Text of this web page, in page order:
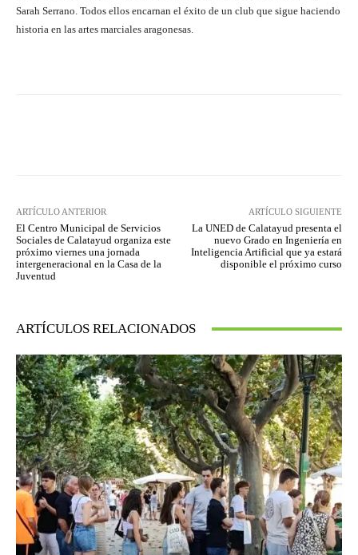
Sarah Serrano. Todos ellos encarnan el éxito de un club que sigue haciendo
historia en las artes marciales aragonesas.
ARTÍCULO ANTERIOR
El Centro Municipal de Servicios
Sociales de Calatayud organiza este
próximo viernes una jornada
intergeneracional en la Casa de la
Juventud
ARTÍCULO SIGUIENTE
La UNED de Calatayud presenta el
nuevo Grado en Ingeniería en
Inteligencia Artificial que ya estará
disponible el próximo curso
ARTÍCULOS RELACIONADOS